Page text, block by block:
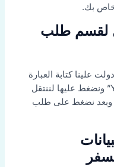
بك.
لقسم طلب
علينا كتابة العبارة
التالية: “Yol İzin Belge Başvurusu” ونضغط عليها لننتقل
وبعد نضغط على طلب